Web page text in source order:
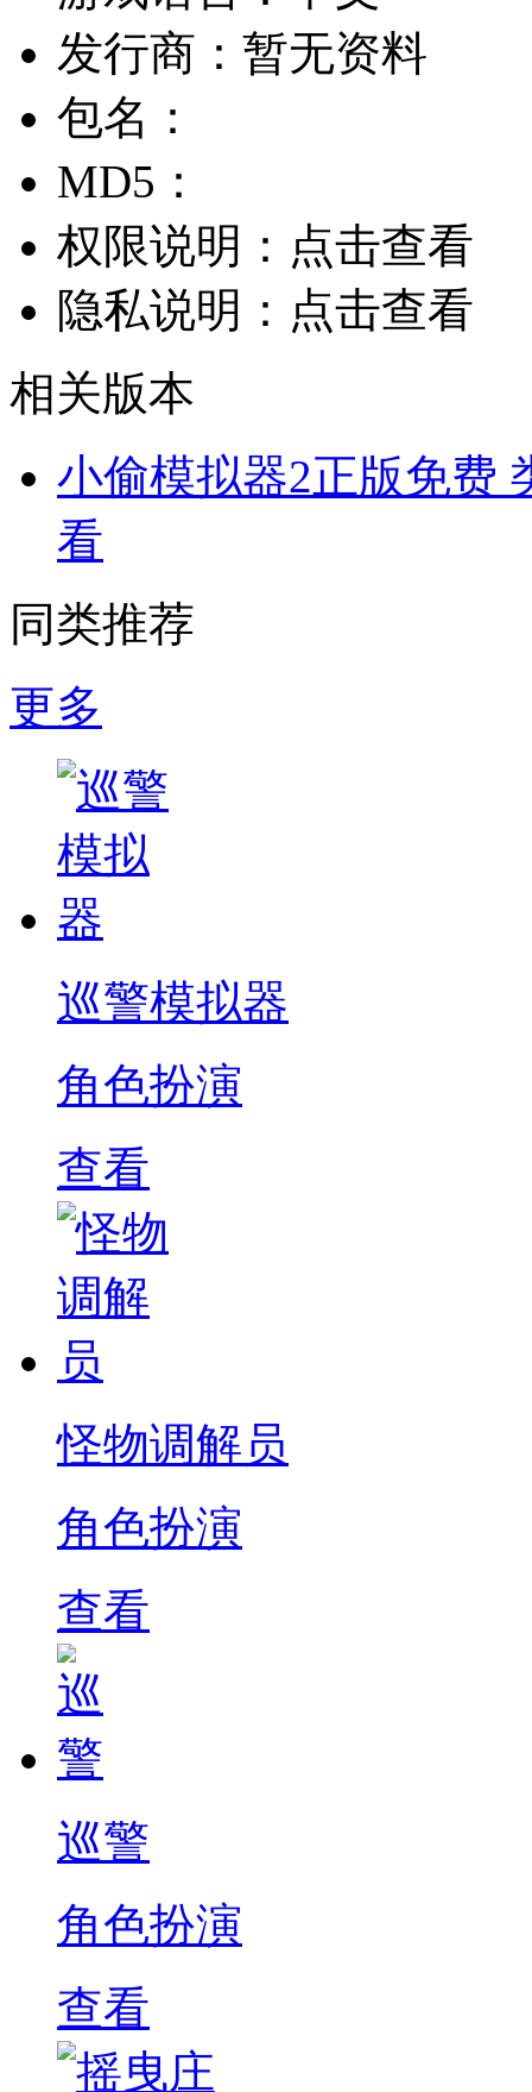
发行商： 暂无资料
包名：
MD5：
权限说明： 点击查看
隐私说明： 点击查看
相关版本
小偷模拟器2正版免费
看
同类推荐
更多
巡警模拟器
角色扮演
查看
怪物调解员
角色扮演
查看
巡警
角色扮演
查看